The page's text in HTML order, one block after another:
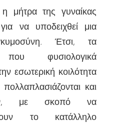
μήτρα της γυναίκας
για να υποδειχθεί μια
Έτσι, τα
που φυσιολογικά
εσωτερική κοιλότητα
και
με σκοπό να
το κατάλληλο